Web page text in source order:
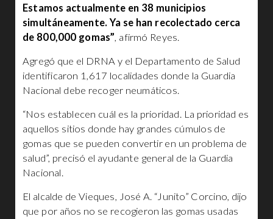
Estamos actualmente en 38 municipios
simultáneamente. Ya se han recolectado cerca
de 800,000 gomas”, afirmó Reyes.
Agregó que el DRNA y el Departamento de Salud
identificaron 1,617 localidades donde la Guardia
Nacional debe recoger neumáticos.
“Nos establecen cuál es la prioridad. La prioridad es
aquellos sitios donde hay grandes cúmulos de
gomas que se pueden convertir en un problema de
salud”, precisó el ayudante general de la Guardia
Nacional.
El alcalde de Vieques, José A. “Junito” Corcino, dijo
que por años no se recogieron las gomas usadas